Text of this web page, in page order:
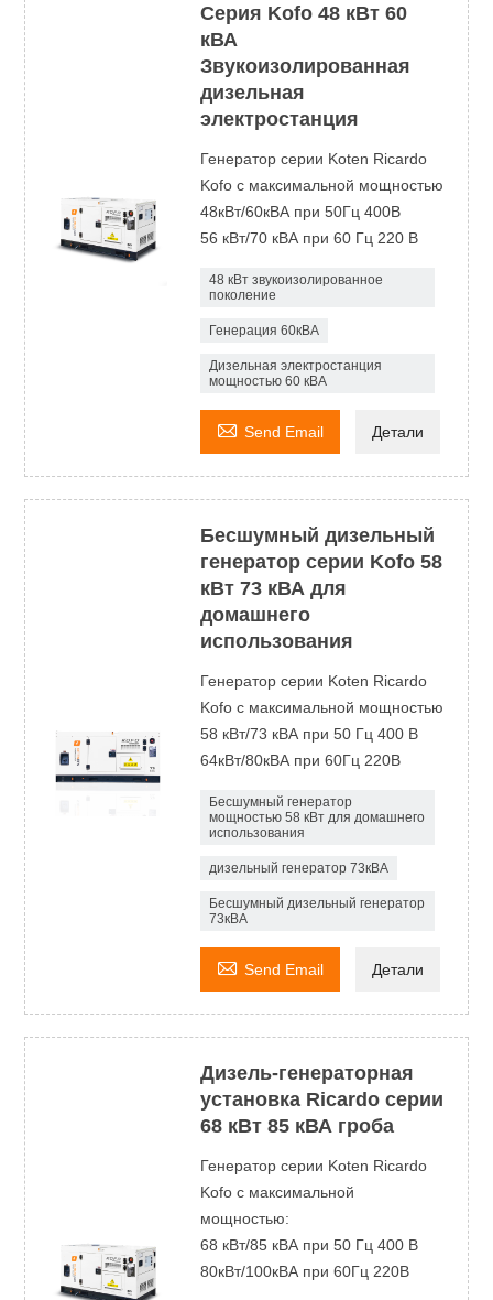
Серия Kofo 48 кВт 60
кВА
Звукоизолированная
дизельная
электростанция
Генератор серии Koten Ricardo
Kofo с максимальной мощностью
48кВт/60кВА при 50Гц 400В
56 кВт/70 кВА при 60 Гц 220 В
48 кВт звукоизолированное
поколение
Генерация 60кВА
Дизельная электростанция
мощностью 60 кВА
 Send Email Детали
Бесшумный дизельный
генератор серии Kofo 58
кВт 73 кВА для
домашнего
использования
Генератор серии Koten Ricardo
Kofo с максимальной мощностью
58 кВт/73 кВА при 50 Гц 400 В
64кВт/80кВА при 60Гц 220В
Бесшумный генератор
мощностью 58 кВт для домашнего
использования
дизельный генератор 73кВА
Бесшумный дизельный генератор
73кВА
 Send Email Детали
Дизель-генераторная
установка Ricardo серии
68 кВт 85 кВА гроба
Генератор серии Koten Ricardo
Kofo с максимальной
мощностью:
68 кВт/85 кВА при 50 Гц 400 В
80кВт/100кВА при 60Гц 220В